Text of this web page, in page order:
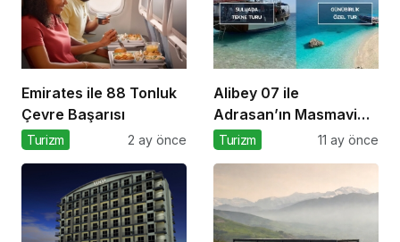
Emirates ile 88 Tonluk
Çevre Başarısı
Turizm 2 ay önce
Alibey 07 ile
Adrasan’ın Masmavi
Yolculuğu
Turizm 11 ay önce